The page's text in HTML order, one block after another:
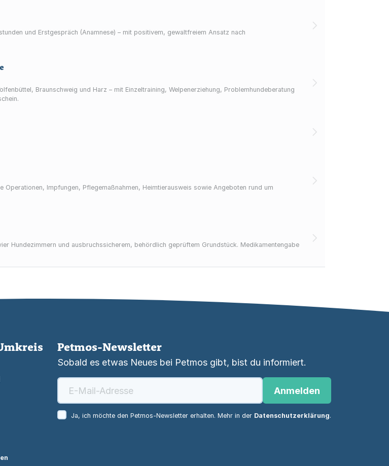
und Erstgespräch (Anamnese) – mit positivem, gewaltfreiem Ansatz nach
Braunschweig und Harz – mit Einzeltraining, Welpenerziehung, Problemhundeberatung
Impfungen, Pflegemaßnahmen, Heimtierausweis sowie Angeboten rund um
Hundezimmern und ausbruchssicherem, behördlich geprüftem Grundstück. Medikamentengabe
Petmos-Newsletter
Sobald es etwas Neues bei Petmos gibt, bist du informiert.
Anmelden
Ja, ich möchte den Petmos-Newsletter erhalten. Mehr in der Datenschutzerklärung.